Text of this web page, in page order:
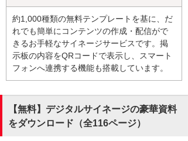
約1,000種類の無料テンプレートを基に、だ
れでも簡単にコンテンツの作成・配信がで
きるお手軽なサイネージサービスです。掲
示板の内容をQRコードで表示し、スマート
フォンへ連携する機能も搭載しています。
【無料】デジタルサイネージの豪華資料
をダウンロード（全116ページ）